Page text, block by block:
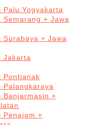
Palu Yogyakarta
Semarang + Jawa
Surabaya + Jawa
Jakarta
Pontianak
Palangkaraya
Banjarmasin +
Penajam +